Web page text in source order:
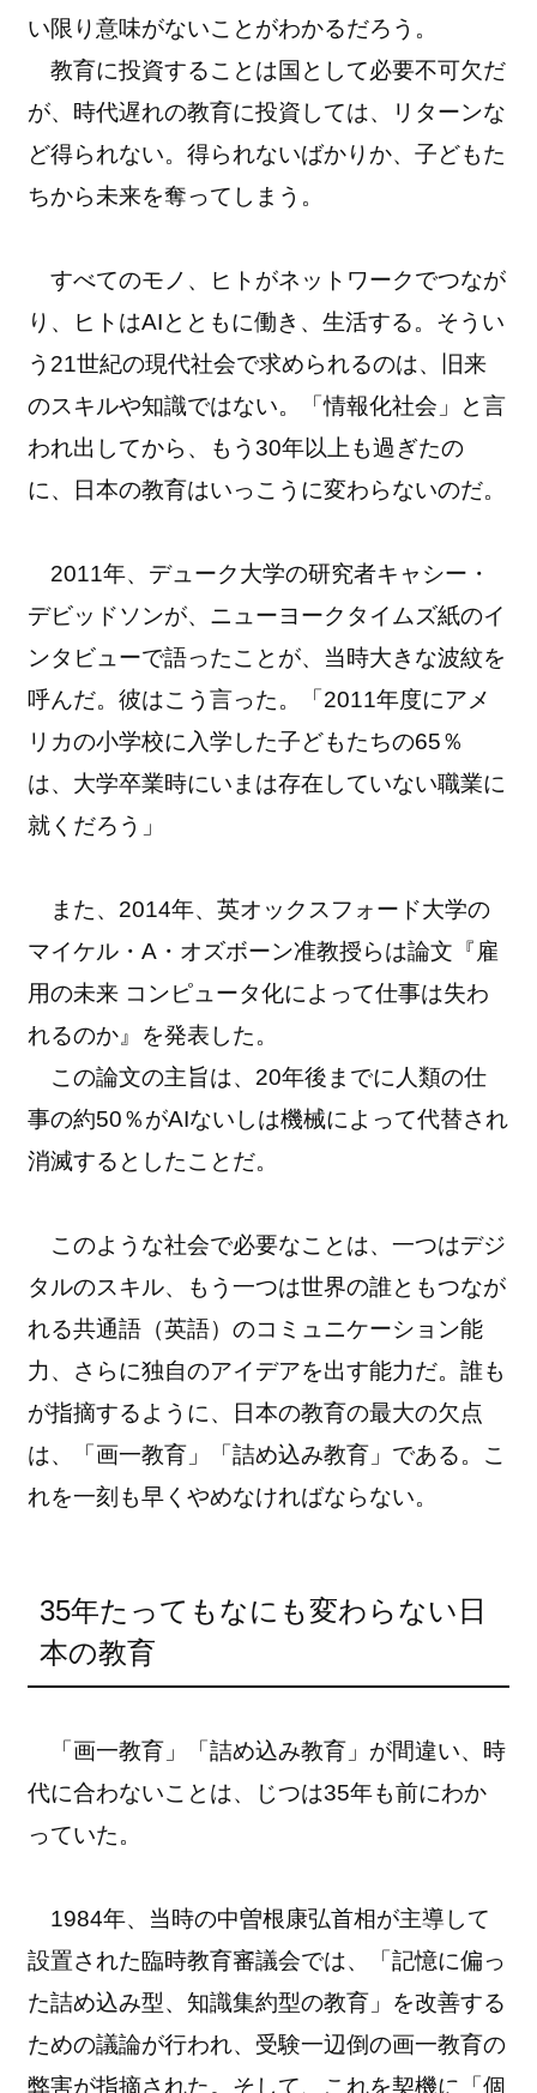
い限り意味がないことがわかるだろう。
教育に投資することは国として必要不可欠だ
が、時代遅れの教育に投資しては、リターンな
ど得られない。得られないばかりか、子どもた
ちから未来を奪ってしまう。
すべてのモノ、ヒトがネットワークでつなが
り、ヒトはAIとともに働き、生活する。そうい
う21世紀の現代社会で求められるのは、旧来
のスキルや知識ではない。「情報化社会」と言
われ出してから、もう30年以上も過ぎたの
に、日本の教育はいっこうに変わらないのだ。
2011年、デューク大学の研究者キャシー・
デビッドソンが、ニューヨークタイムズ紙のイ
ンタビューで語ったことが、当時大きな波紋を
呼んだ。彼はこう言った。「2011年度にアメ
リカの小学校に入学した子どもたちの65％
は、大学卒業時にいまは存在していない職業に
就くだろう」
また、2014年、英オックスフォード大学の
マイケル・A・オズボーン准教授らは論文『雇
用の未来 コンピュータ化によって仕事は失わ
れるのか』を発表した。
この論文の主旨は、20年後までに人類の仕
事の約50％がAIないしは機械によって代替され
消滅するとしたことだ。
このような社会で必要なことは、一つはデジ
タルのスキル、もう一つは世界の誰ともつなが
れる共通語（英語）のコミュニケーション能
力、さらに独自のアイデアを出す能力だ。誰も
が指摘するように、日本の教育の最大の欠点
は、「画一教育」「詰め込み教育」である。こ
れを一刻も早くやめなければならない。
35年たってもなにも変わらない日
本の教育
「画一教育」「詰め込み教育」が間違い、時
代に合わないことは、じつは35年も前にわか
っていた。
1984年、当時の中曽根康弘首相が主導して
設置された臨時教育審議会では、「記憶に偏っ
た詰め込み型、知識集約型の教育」を改善する
ための議論が行われ、受験一辺倒の画一教育の
弊害が指摘された。そして、これを契機に「個